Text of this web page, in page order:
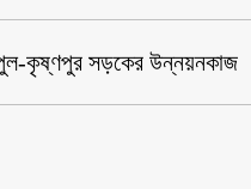
কৃষ্ণপুর সড়কের উন্নয়নকাজ